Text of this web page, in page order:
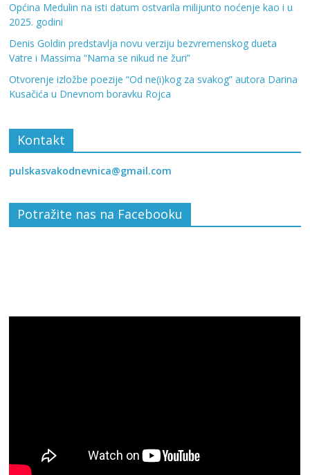
Općina Medulin na isti datum ostvarila milijunto noćenje kao i u
2025. godini
Denis Goldin predstavlja novu verziju bezvremenskog dueta
Vatre i Massima “Nama se nikud ne žuri”
Otvorenje izložbe poezije “Od ne(i)kog za svakog” autora Darina
Kusačića u Dnevnom boravku Rojca
Kontakt
pulskasvakodnevnica@gmail.com
Potražite nas na Facebooku